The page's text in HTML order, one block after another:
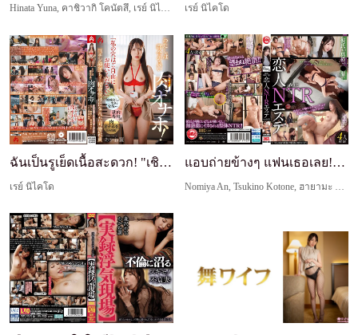
Hinata Yuna, คาชิวากิ โคนัตสึ, เรย์ นิไคโด, 細田あつし, โจ โอชิมะ เรย์ นิไคโด
ฉันเป็นรูเย็ดเนื้อสะดวก! "เชิญใช้รูของฉันได้ตามสบ...
เรย์ นิไคโด
แอบถ่ายข้างๆ แฟนเธอเลย!! คนรัก NTR เอสเธติก vol.2
Nomiya An, Tsukino Kotone, ฮายามะ ซายูริ, เรย์ นิไคโด